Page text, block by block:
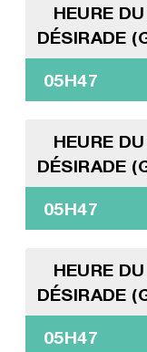
HEURE
DÉSIRADE
05H47
HEURE
DÉSIRADE
05H47
HEURE
DÉSIRADE
05H47